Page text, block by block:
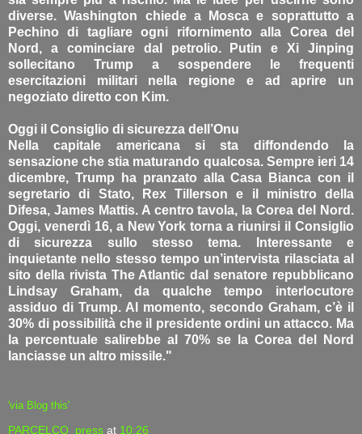
diverse. Washington chiede a Mosca e soprattutto a
Pechino di tagliare ogni rifornimento alla Corea del
Nord, a cominciare dal petrolio. Putin e Xi Jinping
sollecitano Trump a sospendere le frequenti
esercitazioni militari nella regione e ad aprire un
negoziato diretto con Kim.
Oggi il Consiglio di sicurezza dell’Onu
Nella capitale americana si sta diffondendo la
sensazione che stia maturando qualcosa. Sempre ieri 14
dicembre, Trump ha pranzato alla Casa Bianca con il
segretario di Stato, Rex Tillerson e il ministro della
Difesa, James Mattis. A centro tavola, la Corea del Nord.
Oggi, venerdì 16, a New York torna a riunirsi il Consiglio
di sicurezza sullo stesso tema. Interessante e
inquietante nello stesso tempo un’intervista rilasciata al
sito della rivista The Atlantic dal senatore repubblicano
Lindsay Graham, da qualche tempo interlocutore
assiduo di Trump. Al momento, secondo Graham, c’è il
30% di possibilità che il presidente ordini un attacco. Ma
la percentuale salirebbe al 70% se la Corea del Nord
lanciasse un altro missile."
'via Blog this'
PARCELCO_press at 10:26